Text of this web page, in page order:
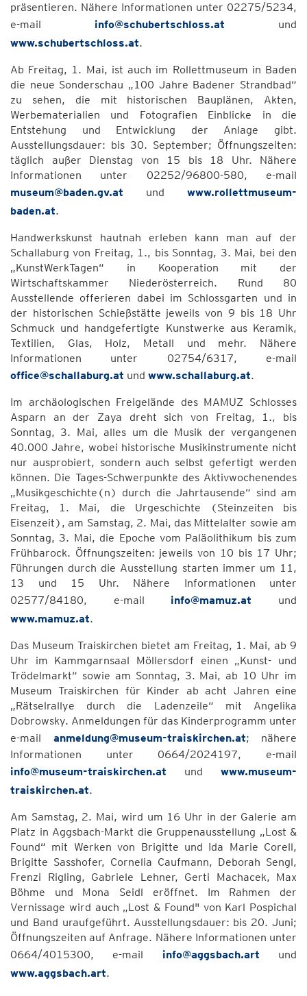
präsentieren. Nähere Informationen unter 02275/5234,
e-mail info@schubertschloss.at und
www.schubertschloss.at.
Ab Freitag, 1. Mai, ist auch im Rollettmuseum in Baden
die neue Sonderschau „100 Jahre Badener Strandbad“
zu sehen, die mit historischen Bauplänen, Akten,
Werbematerialien und Fotografien Einblicke in die
Entstehung und Entwicklung der Anlage gibt.
Ausstellungsdauer: bis 30. September; Öffnungszeiten:
täglich außer Dienstag von 15 bis 18 Uhr. Nähere
Informationen unter 02252/96800-580, e-mail
museum@baden.gv.at und www.rollettmuseum-
baden.at.
Handwerkskunst hautnah erleben kann man auf der
Schallaburg von Freitag, 1., bis Sonntag, 3. Mai, bei den
„KunstWerkTagen“ in Kooperation mit der
Wirtschaftskammer Niederösterreich. Rund 80
Ausstellende offerieren dabei im Schlossgarten und in
der historischen Schießstätte jeweils von 9 bis 18 Uhr
Schmuck und handgefertigte Kunstwerke aus Keramik,
Textilien, Glas, Holz, Metall und mehr. Nähere
Informationen unter 02754/6317, e-mail
office@schallaburg.at und www.schallaburg.at.
Im archäologischen Freigelände des MAMUZ Schlosses
Asparn an der Zaya dreht sich von Freitag, 1., bis
Sonntag, 3. Mai, alles um die Musik der vergangenen
40.000 Jahre, wobei historische Musikinstrumente nicht
nur ausprobiert, sondern auch selbst gefertigt werden
können. Die Tages-Schwerpunkte des Aktivwochenendes
„Musikgeschichte(n) durch die Jahrtausende“ sind am
Freitag, 1. Mai, die Urgeschichte (Steinzeiten bis
Eisenzeit), am Samstag, 2. Mai, das Mittelalter sowie am
Sonntag, 3. Mai, die Epoche vom Paläolithikum bis zum
Frühbarock. Öffnungszeiten: jeweils von 10 bis 17 Uhr;
Führungen durch die Ausstellung starten immer um 11,
13 und 15 Uhr. Nähere Informationen unter
02577/84180, e-mail info@mamuz.at und
www.mamuz.at.
Das Museum Traiskirchen bietet am Freitag, 1. Mai, ab 9
Uhr im Kammgarnsaal Möllersdorf einen „Kunst- und
Trödelmarkt“ sowie am Sonntag, 3. Mai, ab 10 Uhr im
Museum Traiskirchen für Kinder ab acht Jahren eine
„Rätselrallye durch die Ladenzeile“ mit Angelika
Dobrowsky. Anmeldungen für das Kinderprogramm unter
e-mail anmeldung@museum-traiskirchen.at; nähere
Informationen unter 0664/2024197, e-mail
info@museum-traiskirchen.at und www.museum-
traiskirchen.at.
Am Samstag, 2. Mai, wird um 16 Uhr in der Galerie am
Platz in Aggsbach-Markt die Gruppenausstellung „Lost &
Found“ mit Werken von Brigitte und Ida Marie Corell,
Brigitte Sasshofer, Cornelia Caufmann, Deborah Sengl,
Frenzi Rigling, Gabriele Lehner, Gerti Machacek, Max
Böhme und Mona Seidl eröffnet. Im Rahmen der
Vernissage wird auch „Lost & Found" von Karl Pospichal
und Band uraufgeführt. Ausstellungsdauer: bis 20. Juni;
Öffnungszeiten auf Anfrage. Nähere Informationen unter
0664/4015300, e-mail info@aggsbach.art und
www.aggsbach.art.